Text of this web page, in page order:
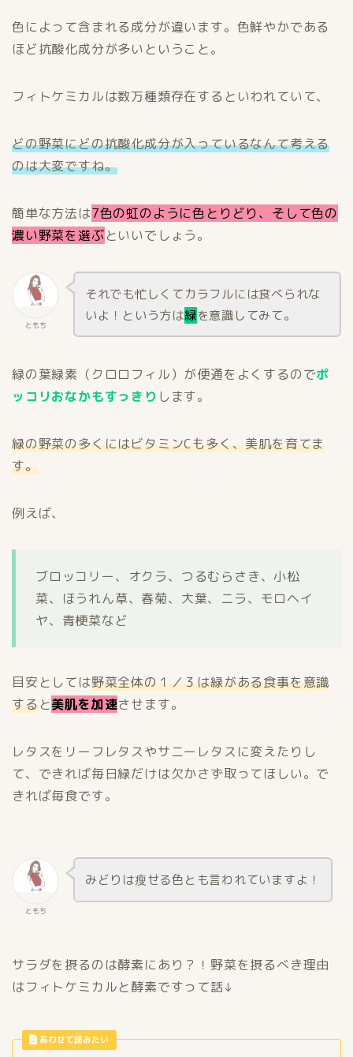
色によって含まれる成分が違います。色鮮やかである
ほど抗酸化成分が多いということ。
フィトケミカルは数万種類存在するといわれていて、
どの野菜にどの抗酸化成分が入っているなんて考える
のは大変ですね。
簡単な方法は7色の虹のように色とりどり、そして色の
濃い野菜を選ぶといいでしょう。
ともち
それでも忙しくてカラフルには食べられな
いよ！という方は緑を意識してみて。
緑の葉緑素（クロロフィル）が便通をよくするのでポ
ッコリおなかもすっきり します。
緑の野菜の多くにはビタミンCも多く、美肌を育てま
す。
例えば、
ブロッコリー、オクラ、つるむらさき、小松
菜、ほうれん草、春菊、大葉、ニラ、モロヘイ
ヤ、青梗菜など
目安としては野菜全体の１／３は緑がある食事を意識
すると美肌を加速させます。
レタスをリーフレタスやサニーレタスに変えたりし
て、できれば毎日緑だけは欠かさず取ってほしい。で
きれば毎食です。
ともち
みどりは瘦せる色とも言われていますよ！
サラダを摂るのは酵素にあり？！野菜を摂るべき理由
はフィトケミカルと酵素ですって話↓